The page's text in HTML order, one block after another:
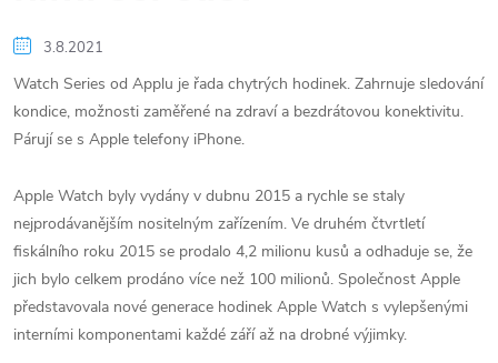
3.8.2021
Watch Series od Applu je řada chytrých hodinek. Zahrnuje sledování
kondice, možnosti zaměřené na zdraví a bezdrátovou konektivitu.
Párují se s Apple telefony iPhone.
Apple Watch byly vydány v dubnu 2015 a rychle se staly
nejprodávanějším nositelným zařízením. Ve druhém čtvrtletí
fiskálního roku 2015 se prodalo 4,2 milionu kusů a odhaduje se, že
jich bylo celkem prodáno více než 100 milionů. Společnost Apple
představovala nové generace hodinek Apple Watch s vylepšenými
interními komponentami každé září až na drobné výjimky.